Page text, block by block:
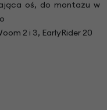
oś, do montażu w
2 i 3, EarlyRider 20